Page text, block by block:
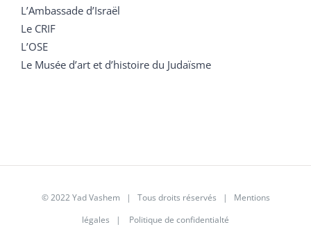
L’Ambassade d’Israël
Le CRIF
L’OSE
Le Musée d’art et d’histoire du Judaïsme
© 2022 Yad Vashem | Tous droits réservés | Mentions
légales | Politique de confidentialté